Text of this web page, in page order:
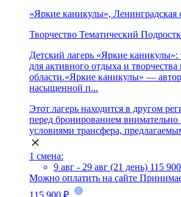
«Яркие каникулы», Ленинградская
Творчество Тематический
Детский лагерь «Яркие
для активного отдыха и
области.«Яркие каникулы» —
насыщенной п...
Этот лагерь находится в другом
перед бронированием внимательно
условиями трансфера,
1 смена:
9 авг - 29 авг (21 день) 115
Можно оплатить на сайте
115 900 ₽